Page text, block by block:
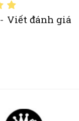
- Viết đánh giá